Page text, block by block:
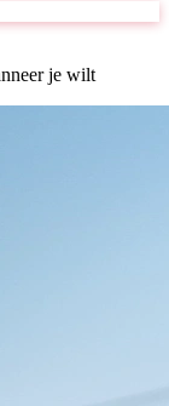
je wilt